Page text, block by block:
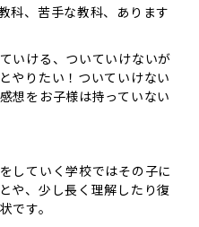
科、苦手な教科、あります
いける、ついていけないが
やりたい！ついていけない
想をお子様は持っていない
していく学校ではその子に
や、少し長く理解したり復
です。